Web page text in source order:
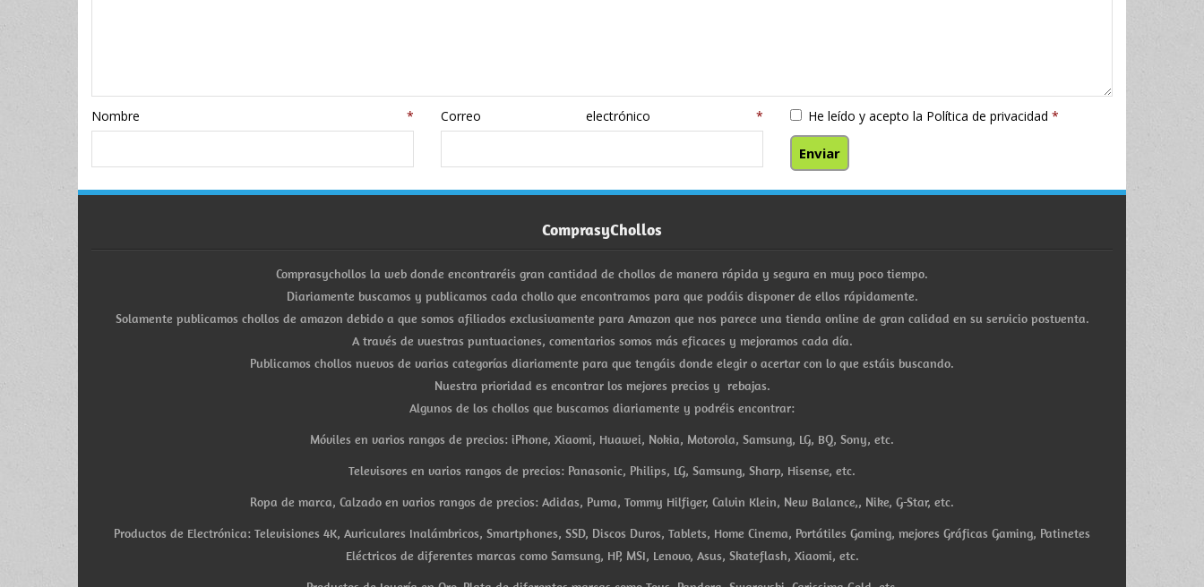
Nombre* Correo electrónico* He leído y acepto la Política de privacidad *
ComprasyChollos
Comprasychollos la web donde encontraréis gran cantidad de chollos de manera rápida y segura en muy poco tiempo.
Diariamente buscamos y publicamos cada chollo que encontramos para que podáis disponer de ellos rápidamente.
Solamente publicamos chollos de amazon debido a que somos afiliados exclusivamente para Amazon que nos parece una tienda online de gran calidad en su servicio postventa.
A través de vuestras puntuaciones, comentarios somos más eficaces y mejoramos cada día.
Publicamos chollos nuevos de varias categorías diariamente para que tengáis donde elegir o acertar con lo que estáis buscando.
Nuestra prioridad es encontrar los mejores precios y rebajas.
Algunos de los chollos que buscamos diariamente y podréis encontrar:
Móviles en varios rangos de precios: iPhone, Xiaomi, Huawei, Nokia, Motorola, Samsung, LG, BQ, Sony, etc.
Televisores en varios rangos de precios: Panasonic, Philips, LG, Samsung, Sharp, Hisense, etc.
Ropa de marca, Calzado en varios rangos de precios: Adidas, Puma, Tommy Hilfiger, Calvin Klein, New Balance,, Nike, G-Star, etc.
Productos de Electrónica: Televisiones 4K, Auriculares Inalámbricos, Smartphones, SSD, Discos Duros, Tablets, Home Cinema, Portátiles Gaming, mejores Gráficas Gaming, Patinetes
Eléctricos de diferentes marcas como Samsung, HP, MSI, Lenovo, Asus, Skateflash, Xiaomi, etc.